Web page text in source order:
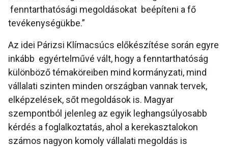
fenntarthatósági megoldásokat beépíteni a fő
tevékenységükbe.”
Az idei Párizsi Klímacsúcs előkészítése során egyre
inkább egyértelművé vált, hogy a fenntarthatóság
különböző témaköreiben mind kormányzati, mind
vállalati szinten minden országban vannak tervek,
elképzelések, sőt megoldások is. Magyar
szempontból jelenleg az egyik leghangsúlyosabb
kérdés a foglalkoztatás, ahol a kerekasztalokon
számos nagyon komoly vállalati megoldás is